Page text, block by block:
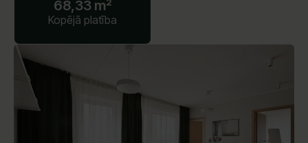
68,33 m²
Kopējā platība